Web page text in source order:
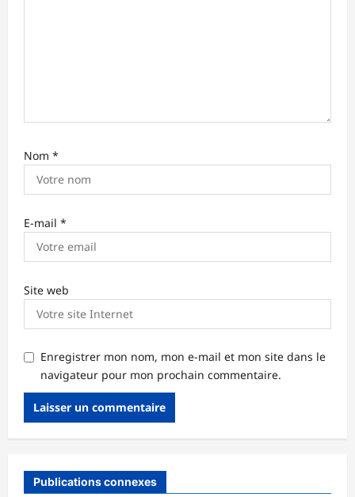
Nom *
E-mail *
Site web
Enregistrer mon nom, mon e-mail et mon site dans le
navigateur pour mon prochain commentaire.
Publications connexes